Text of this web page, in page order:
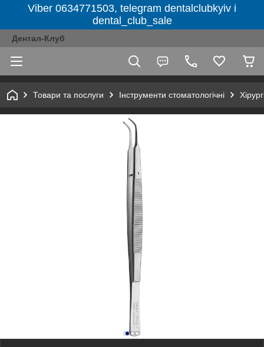
Viber 0634771503, telegram dentalclubkyiv і
dental_club_sale
Дентал-Клуб
Товари та послуги Інструменти стоматологічні